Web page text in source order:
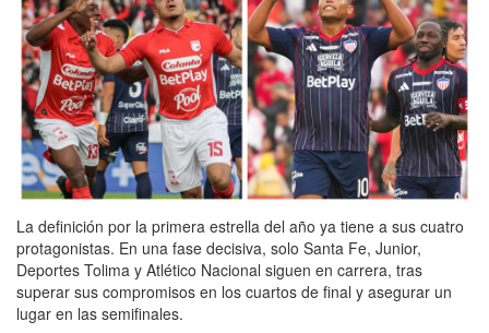
La definición por la primera estrella del año ya tiene a sus cuatro
protagonistas. En una fase decisiva, solo Santa Fe, Junior,
Deportes Tolima y Atlético Nacional siguen en carrera, tras
superar sus compromisos en los cuartos de final y asegurar un
lugar en las semifinales.